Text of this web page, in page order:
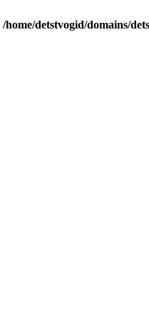
/home/detstvogid/domains/